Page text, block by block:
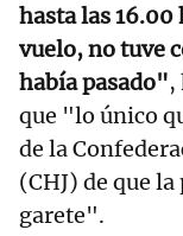
hasta las
vuelo, no tuve
había pasado",
que "lo único
de la
(CHJ) de que
garete".